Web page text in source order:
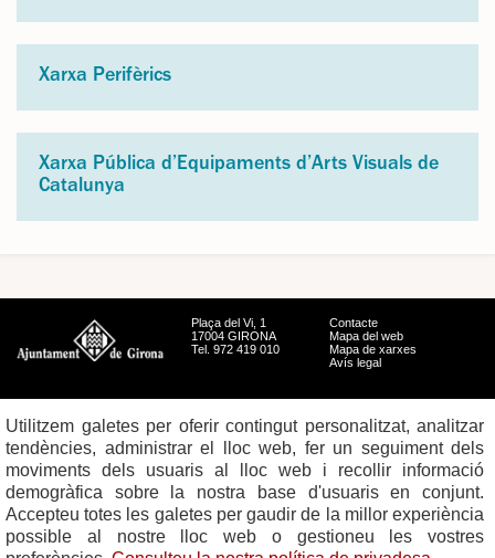
Xarxa Perifèrics
Xarxa Pública d’Equipaments d’Arts Visuals de
Catalunya
Plaça del Vi, 1
17004 GIRONA
Tel. 972 419 010
Contacte
Mapa del web
Mapa de xarxes
Avís legal
Utilitzem galetes per oferir contingut personalitzat, analitzar
tendències, administrar el lloc web, fer un seguiment dels
moviments dels usuaris al lloc web i recollir informació
demogràfica sobre la nostra base d'usuaris en conjunt.
Accepteu totes les galetes per gaudir de la millor experiència
possible al nostre lloc web o gestioneu les vostres